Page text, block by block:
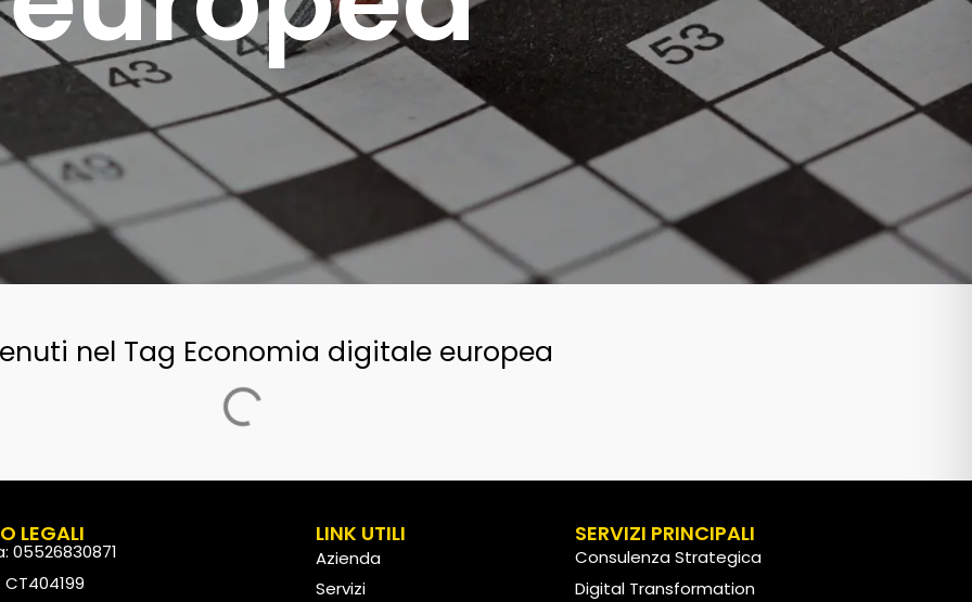
nel Tag Economia digitale europea
LEGALI
05526830871
CT404199
LINK UTILI
Azienda
Servizi
SERVIZI PRINCIPALI
Consulenza Strategica
Digital Transformation